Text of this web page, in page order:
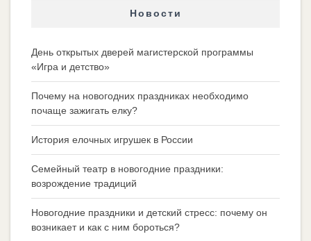
Новости
День открытых дверей магистерской программы
«Игра и детство»
Почему на новогодних праздниках необходимо
почаще зажигать елку?
История елочных игрушек в России
Семейный театр в новогодние праздники:
возрождение традиций
Новогодние праздники и детский стресс: почему он
возникает и как с ним бороться?